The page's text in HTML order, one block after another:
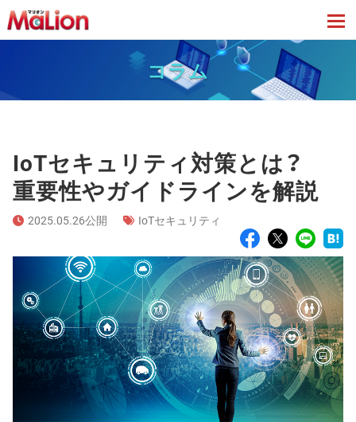
コラム
IoTセキュリティ対策とは？
重要性やガイドラインを解説
2025.05.26公開 IoTセキュリティ